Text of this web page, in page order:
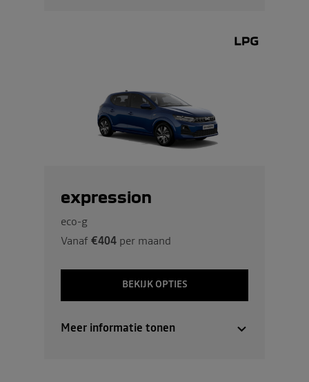
expression
eco-g
Vanaf €404 per maand
BEKIJK OPTIES
Meer informatie tonen